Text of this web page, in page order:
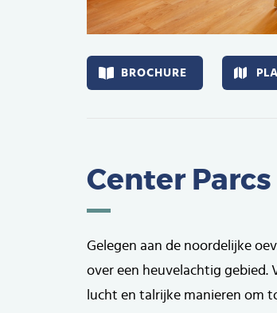
BROCHURE
Center
Gelegen aan de noordelijke
over een heuvelachtig gebied.
lucht en talrijke manieren om